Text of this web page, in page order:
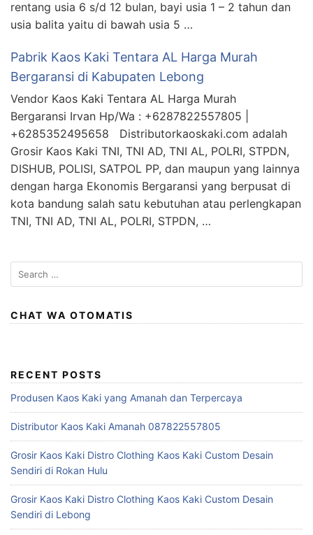
rentang usia 6 s/d 12 bulan, bayi usia 1 – 2 tahun dan
usia balita yaitu di bawah usia 5 …
Pabrik Kaos Kaki Tentara AL Harga Murah
Bergaransi di Kabupaten Lebong
Vendor Kaos Kaki Tentara AL Harga Murah
Bergaransi Irvan Hp/Wa : +6287822557805 |
+6285352495658 Distributorkaoskaki.com adalah
Grosir Kaos Kaki TNI, TNI AD, TNI AL, POLRI, STPDN,
DISHUB, POLISI, SATPOL PP, dan maupun yang lainnya
dengan harga Ekonomis Bergaransi yang berpusat di
kota bandung salah satu kebutuhan atau perlengkapan
TNI, TNI AD, TNI AL, POLRI, STPDN, …
Search
for:
CHAT WA OTOMATIS
RECENT POSTS
Produsen Kaos Kaki yang Amanah dan Terpercaya
Distributor Kaos Kaki Amanah 087822557805
Grosir Kaos Kaki Distro Clothing Kaos Kaki Custom Desain
Sendiri di Rokan Hulu
Grosir Kaos Kaki Distro Clothing Kaos Kaki Custom Desain
Sendiri di Lebong